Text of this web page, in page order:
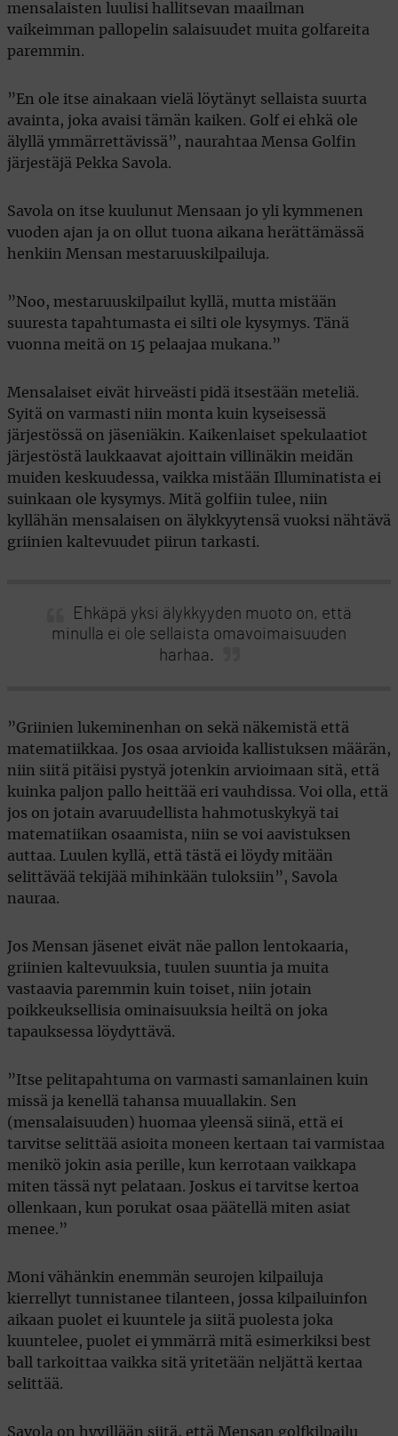
mensalaisten luulisi hallitsevan maailman
vaikeimman pallopelin salaisuudet muita golfareita
paremmin.
”En ole itse ainakaan vielä löytänyt sellaista suurta
avainta, joka avaisi tämän kaiken. Golf ei ehkä ole
älyllä ymmärrettävissä”, naurahtaa Mensa Golfin
järjestäjä Pekka Savola.
Savola on itse kuulunut Mensaan jo yli kymmenen
vuoden ajan ja on ollut tuona aikana herättämässä
henkiin Mensan mestaruuskilpailuja.
”Noo, mestaruuskilpailut kyllä, mutta mistään
suuresta tapahtumasta ei silti ole kysymys. Tänä
vuonna meitä on 15 pelaajaa mukana.”
Mensalaiset eivät hirveästi pidä itsestään meteliä.
Syitä on varmasti niin monta kuin kyseisessä
järjestössä on jäseniäkin. Kaikenlaiset spekulaatiot
järjestöstä laukkaavat ajoittain villinäkin meidän
muiden keskuudessa, vaikka mistään Illuminatista ei
suinkaan ole kysymys. Mitä golfiin tulee, niin
kyllähän mensalaisen on älykkyytensä vuoksi nähtävä
griinien kaltevuudet piirun tarkasti.
Ehkäpä yksi älykkyyden muoto on, että
minulla ei ole sellaista omavoimaisuuden
harhaa.
”Griinien lukeminenhan on sekä näkemistä että
matematiikkaa. Jos osaa arvioida kallistuksen määrän,
niin siitä pitäisi pystyä jotenkin arvioimaan sitä, että
kuinka paljon pallo heittää eri vauhdissa. Voi olla, että
jos on jotain avaruudellista hahmotuskykyä tai
matematiikan osaamista, niin se voi aavistuksen
auttaa. Luulen kyllä, että tästä ei löydy mitään
selittävää tekijää mihinkään tuloksiin”, Savola
nauraa.
Jos Mensan jäsenet eivät näe pallon lentokaaria,
griinien kaltevuuksia, tuulen suuntia ja muita
vastaavia paremmin kuin toiset, niin jotain
poikkeuksellisia ominaisuuksia heiltä on joka
tapauksessa löydyttävä.
”Itse pelitapahtuma on varmasti samanlainen kuin
missä ja kenellä tahansa muuallakin. Sen
(mensalaisuuden) huomaa yleensä siinä, että ei
tarvitse selittää asioita moneen kertaan tai varmistaa
menikö jokin asia perille, kun kerrotaan vaikkapa
miten tässä nyt pelataan. Joskus ei tarvitse kertoa
ollenkaan, kun porukat osaa päätellä miten asiat
menee.”
Moni vähänkin enemmän seurojen kilpailuja
kierrellyt tunnistanee tilanteen, jossa kilpailuinfon
aikaan puolet ei kuuntele ja siitä puolesta joka
kuuntelee, puolet ei ymmärrä mitä esimerkiksi best
ball tarkoittaa vaikka sitä yritetään neljättä kertaa
selittää.
Savola on hyvillään siitä, että Mensan golfkilpailu